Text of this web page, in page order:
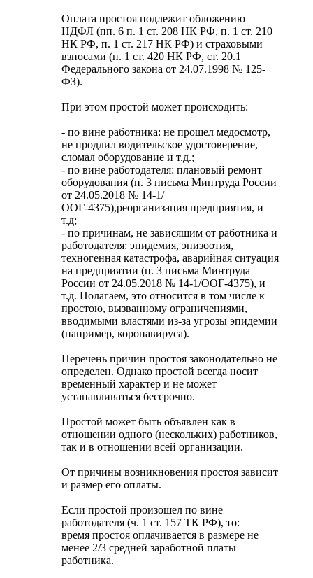
Оплата простоя подлежит обложению
НДФЛ (пп. 6 п. 1 ст. 208 НК РФ, п. 1 ст. 210
НК РФ, п. 1 ст. 217 НК РФ) и страховыми
взносами (п. 1 ст. 420 НК РФ, ст. 20.1
Федерального закона от 24.07.1998 № 125-
ФЗ).
При этом простой может происходить:
- по вине работника: не прошел медосмотр,
не продлил водительское удостоверение,
сломал оборудование и т.д.;
- по вине работодателя: плановый ремонт
оборудования (п. 3 письма Минтруда России
от 24.05.2018 № 14-1/
ООГ-4375),реорганизация предприятия, и
т.д;
- по причинам, не зависящим от работника и
работодателя: эпидемия, эпизоотия,
техногенная катастрофа, аварийная ситуация
на предприятии (п. 3 письма Минтруда
России от 24.05.2018 № 14-1/ООГ-4375), и
т.д. Полагаем, это относится в том числе к
простою, вызванному ограничениями,
вводимыми властями из-за угрозы эпидемии
(например, коронавируса).
Перечень причин простоя законодательно не
определен. Однако простой всегда носит
временный характер и не может
устанавливаться бессрочно.
Простой может быть объявлен как в
отношении одного (нескольких) работников,
так и в отношении всей организации.
От причины возникновения простоя зависит
и размер его оплаты.
Если простой произошел по вине
работодателя (ч. 1 ст. 157 ТК РФ), то:
время простоя оплачивается в размере не
менее 2/3 средней заработной платы
работника.